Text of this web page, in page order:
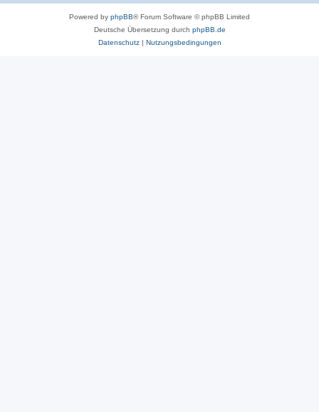
Powered by phpBB® Forum Software © phpBB Limited
Deutsche Übersetzung durch phpBB.de
Datenschutz| Nutzungsbedingungen